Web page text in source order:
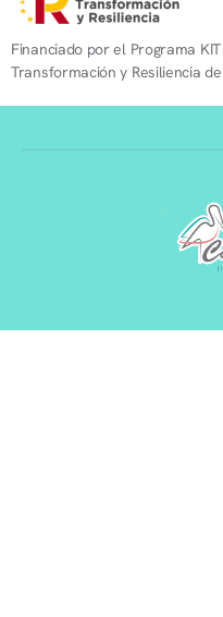
Financiado por el Programa
Transformación y Resiliencia